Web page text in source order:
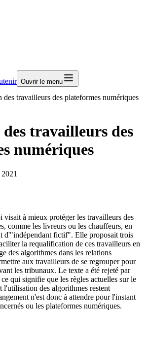
Ouvrir le menu
des travailleurs des plateformes numériques
travailleurs des
numériques
visait à mieux protéger les travailleurs des
comme les livreurs ou les chauffeurs, en
d'"indépendant fictif". Elle proposait trois
la requalification de ces travailleurs en
des algorithmes dans les relations
aux travailleurs de se regrouper pour
les tribunaux. Le texte a été rejeté par
qui signifie que les règles actuelles sur le
l'utilisation des algorithmes restent
n'est donc à attendre pour l'instant
ou les plateformes numériques.